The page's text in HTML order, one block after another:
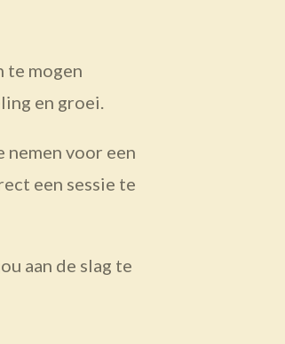
te mogen
en groei.
nemen voor een
een sessie te
aan de slag te